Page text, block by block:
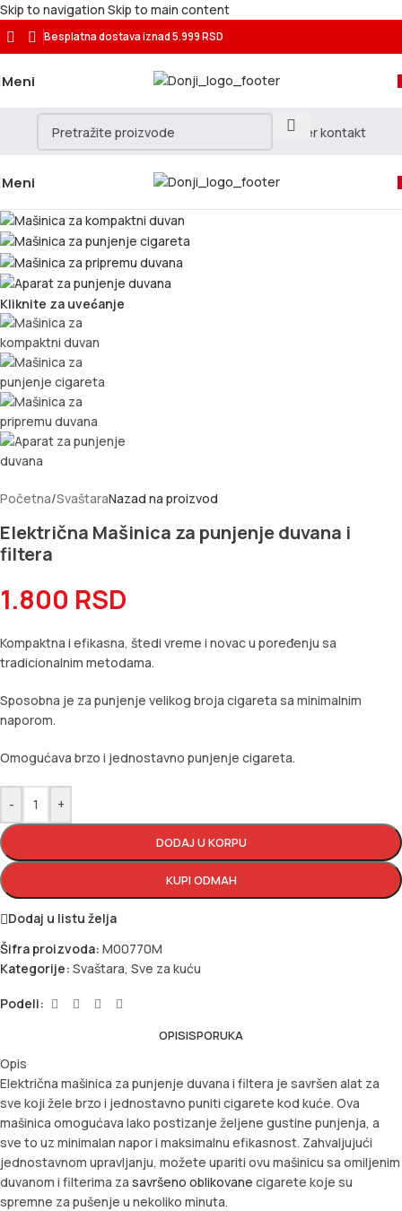
Skip to navigation Skip to main content
Besplatna dostava iznad 5.999 RSD
Meni
Meni
Kliknite za uvećanje
Početna/SvaštaraNazad na proizvod
Električna Mašinica za punjenje duvana i
filtera
1.800 RSD
Kompaktna i efikasna, štedi vreme i novac u poređenju sa
tradicionalnim metodama.
Sposobna je za punjenje velikog broja cigareta sa minimalnim
naporom.
Omogućava brzo i jednostavno punjenje cigareta.
- +
DODAJ U KORPU
KUPI ODMAH
Dodaj u listu želja
Šifra proizvoda: M00770M
Kategorije: Svaštara, Sve za kuću
Podeli:
OPISISPORUKA
Opis
Električna mašinica za punjenje duvana i filtera je savršen alat za
sve koji žele brzo i jednostavno puniti cigarete kod kuće. Ova
mašinica omogućava lako postizanje željene gustine punjenja, a
sve to uz minimalan napor i maksimalnu efikasnost. Zahvaljujući
jednostavnom upravljanju, možete upariti ovu mašinicu sa omiljenim
duvanom i filterima za savršeno oblikovane cigarete koje su
spremne za pušenje u nekoliko minuta.